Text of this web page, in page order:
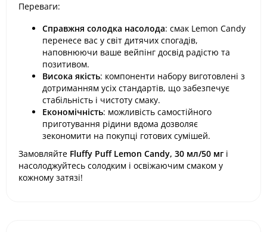
Переваги:
Справжня солодка насолода: смак Lemon Candy
перенесе вас у світ дитячих спогадів,
наповнюючи ваше вейпінг досвід радістю та
позитивом.
Висока якість: компоненти набору виготовлені з
дотриманням усіх стандартів, що забезпечує
стабільність і чистоту смаку.
Економічність: можливість самостійного
приготування рідини вдома дозволяє
зекономити на покупці готових сумішей.
Замовляйте Fluffy Puff Lemon Candy, 30 мл/50 мг і
насолоджуйтесь солодким і освіжаючим смаком у
кожному затязі!